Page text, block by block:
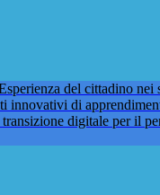
del cittadino nei
innovativi di
digitale per il